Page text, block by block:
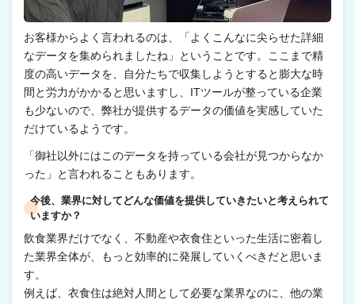
お客様からよく言われるのは、「よくこんなに尖らせた詳細
なデータを集められましたね」ということです。ここまで精
度の高いデータを、自分たちで収集しようとすると膨大な時
間と労力がかかると思いますし、ITツールが整っている企業
も少ないので、弊社が提供するデータの価値を実感していた
だけているようです。
「御社以外にはこのデータを持っている会社が見つからなか
った」と言われることもあります。
今後、業界に対してどんな価値を提供していきたいと考えられて
いますか？
飲食業界だけでなく、不動産や衣食住といった生活に密着し
た業界全体が、もっと効率的に発展していくべきだと思いま
す。
例えば、衣食住は絶対人間として必要な業界なのに、他の業